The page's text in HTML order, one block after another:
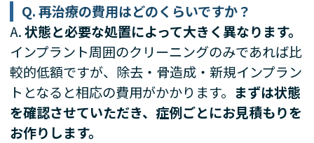
Q. 再治療の費用はどのくらいですか？
A.状態と必要な処置によって大きく異なります。
インプラント周囲のクリーニングのみであれば比
較的低額ですが、除去・骨造成・新規インプラン
トとなると相応の費用がかかります。 まずは状態
を確認させていただき、症例ごとにお見積もりを
お作りします。